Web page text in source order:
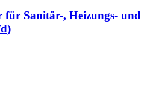
für Sanitär-, Heizungs- und